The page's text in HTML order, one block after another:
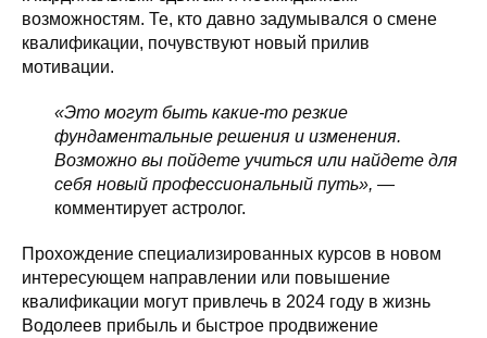
возможностям. Те, кто давно задумывался о смене
квалификации, почувствуют новый прилив
мотивации.
«Это могут быть какие-то резкие
фундаментальные решения и изменения.
Возможно вы пойдете учиться или найдете для
себя новый профессиональный путь», —
комментирует астролог.
Прохождение специализированных курсов в новом
интересующем направлении или повышение
квалификации могут привлечь в 2024 году в жизнь
Водолеев прибыль и быстрое продвижение